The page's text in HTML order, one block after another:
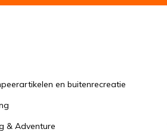
en buitenrecreatie
& Adventure